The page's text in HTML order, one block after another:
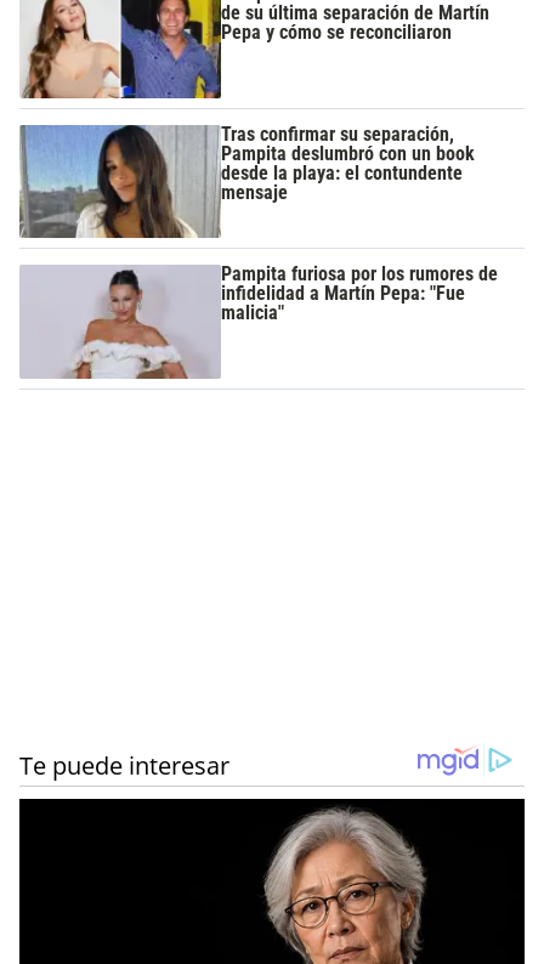
de su última separación de Martín
Pepa y cómo se reconciliaron
Tras confirmar su separación,
Pampita deslumbró con un book
desde la playa: el contundente
mensaje
Pampita furiosa por los rumores de
infidelidad a Martín Pepa: "Fue
malicia"